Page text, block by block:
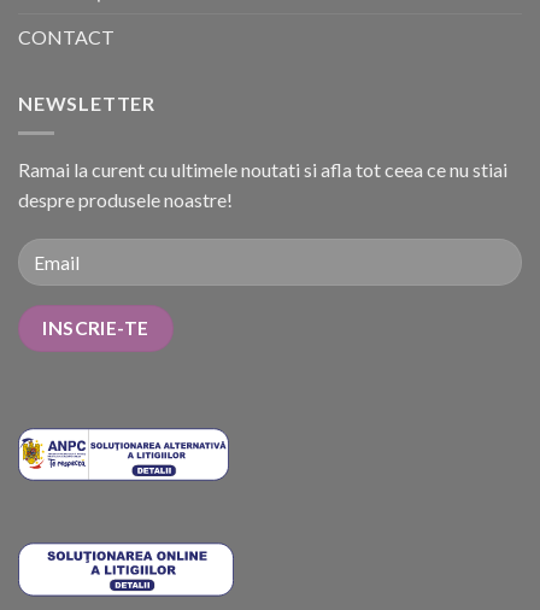
CONTACT
NEWSLETTER
Ramai la curent cu ultimele noutati si afla tot ceea ce nu stiai
despre produsele noastre!